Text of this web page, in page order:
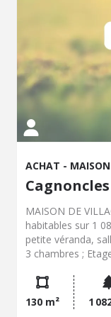
ACHAT - MAISON
Cagnoncles
MAISON DE
habitables sur 1
petite véranda,
3 chambres ;
à usage d'atelier ;
130 m²
1